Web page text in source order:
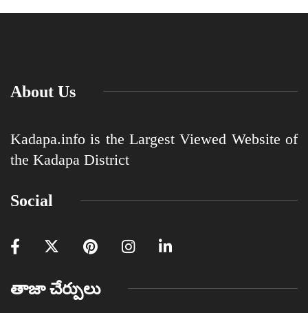
About Us
Kadapa.info is the Largest Viewed Website of
the Kadapa District
Social
తాజా చేర్పులు